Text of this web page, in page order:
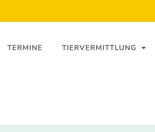
TERMINE TIERVERMITTLUNG